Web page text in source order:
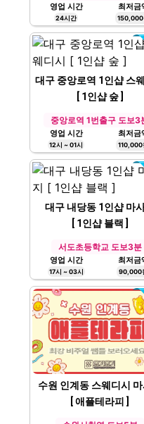
영업 시간
24시간
최저금
150,000
대구 중앙로역 1인샵 스
[ 1인샵 숲 ]
중앙로역 1번출구 도보3
영업 시간
12시 ~ 01시
최저금
110,000
대구 내당동 1인샵 마
[ 1인샵 블랙 ]
서도초등학교 도보3분
영업 시간
17시 ~ 03시
최저금
90,000